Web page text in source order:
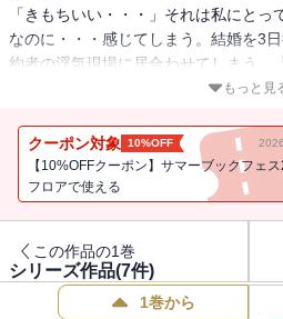
「きもちいい・・・」それは私にと
なのに・・・感じてしまう。結婚を3
約者の浮気現場に居合わせてしまう。
から――」辛辣な言葉を浴びせられ、
参加したダイビングスクールで、サヤ
「この旅行中だけでいい。俺の彼女に
を知らない御曹司の切ないラブストー
もっと見
クーポン対象 10%OFF
【10%OFFクーポン】サマーブックフェ
フロアで使える
この作品の1巻
シリーズ作品(7件)
1巻から